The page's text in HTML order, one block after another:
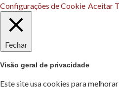
Configurações de Cookie Aceitar
Fechar
Visão geral de privacidade
Este site usa cookies para